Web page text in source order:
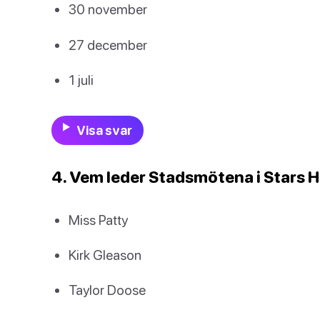
30 november
27 december
1 juli
Visa svar
4. Vem leder Stadsmötena i Stars
Miss Patty
Kirk Gleason
Taylor Doose